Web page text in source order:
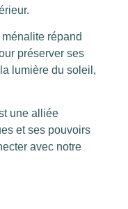
répand
préserver ses
lumière du soleil,
une alliée
et ses pouvoirs
avec notre